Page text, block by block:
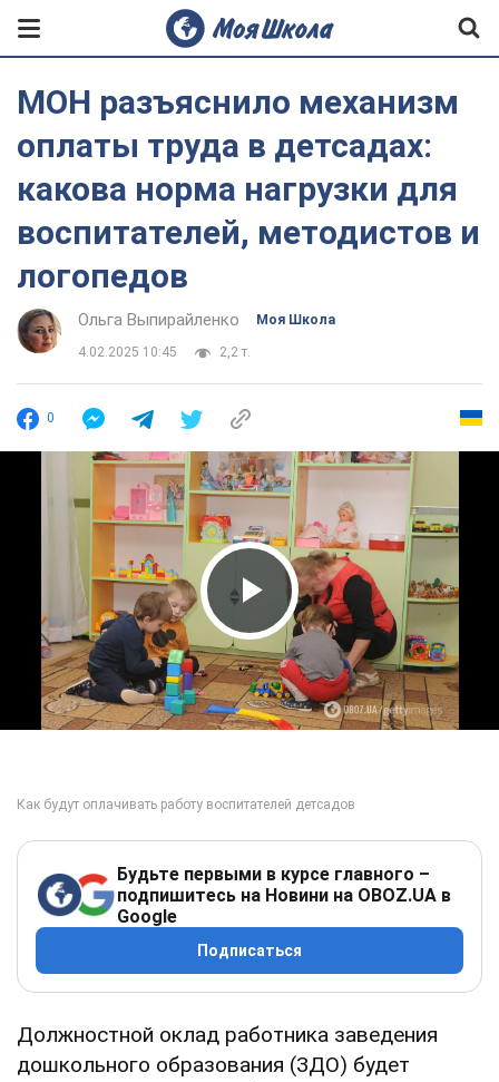
МОН разъяснило механизм
оплаты труда в детсадах:
какова норма нагрузки для
воспитателей, методистов и
логопедов
Ольга Выпирайленко Моя Школа
4.02.2025 10:45 2,2 т.
0
Play Video
Будьте первыми в курсе главного –
подпишитесь на Новини на OBOZ.UA в
Google
Подписаться
Должностной оклад работника заведения
дошкольного образования (ЗДО) будет